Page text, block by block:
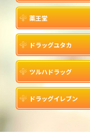
薬王堂
ドラッグユタカ
ツルハドラッグ
ドラッグイレブン